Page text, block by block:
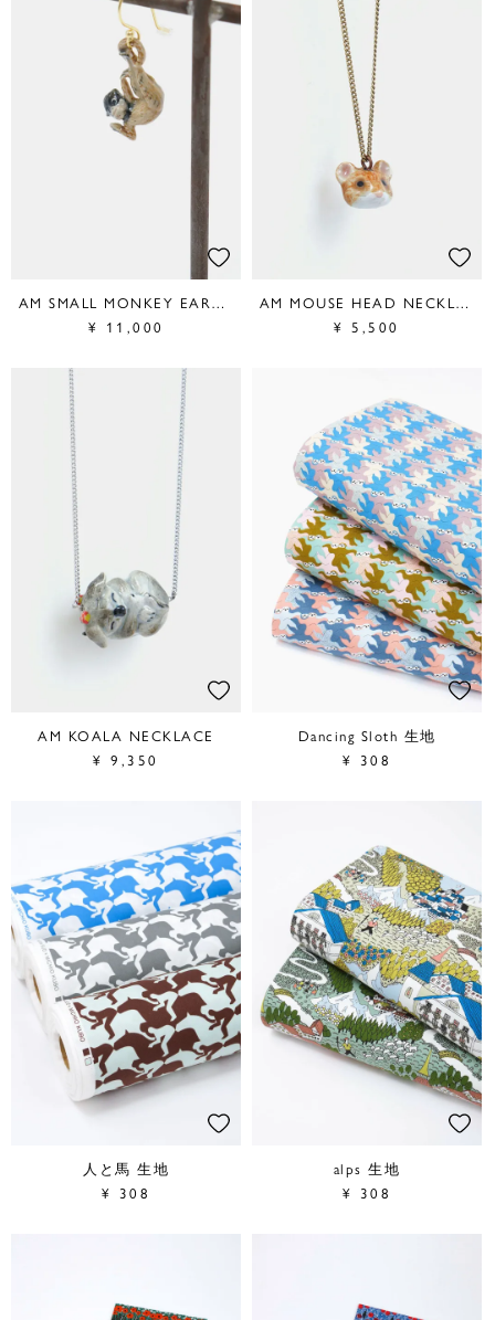
AM SMALL MONKEY EARRINGS
¥ 11,000
AM MOUSE HEAD NECKLACE
¥ 5,500
AM KOALA NECKLACE
¥ 9,350
Dancing Sloth 生地
¥ 308
人と馬 生地
¥ 308
alps 生地
¥ 308